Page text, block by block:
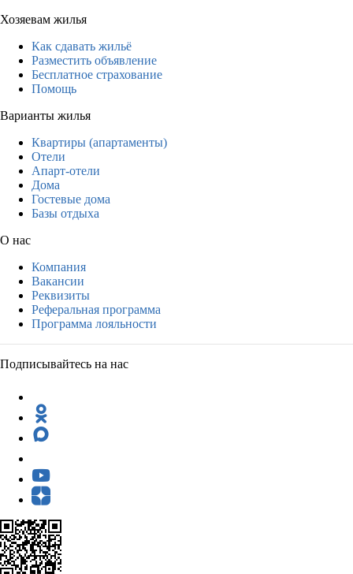
Хозяевам жилья
Как сдавать жильё
Разместить объявление
Бесплатное страхование
Помощь
Варианты жилья
Квартиры (апартаменты)
Отели
Апарт-отели
Дома
Гостевые дома
Базы отдыха
О нас
Компания
Вакансии
Реквизиты
Реферальная программа
Программа лояльности
Подписывайтесь на нас